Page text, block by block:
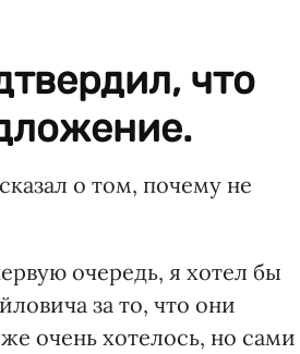
что
о том, почему не
очередь, я хотел бы
за то, что они
очень хотелось, но сами